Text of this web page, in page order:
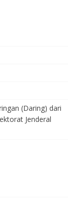
(Daring) dari
Jenderal